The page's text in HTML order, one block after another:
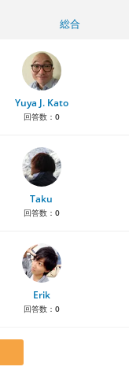
総合
Yuya J. Kato
回答数： 0
Taku
回答数： 0
Erik
回答数： 0